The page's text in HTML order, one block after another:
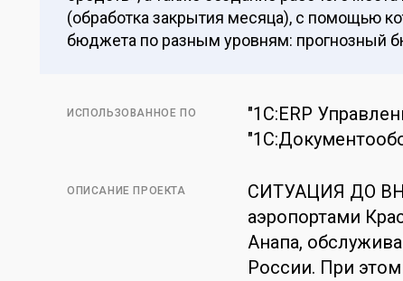
(обработка закрытия месяца), с помощью
бюджета по разным уровням: прогнозный
ИСПОЛЬЗОВАННОЕ ПО
"1С:ERP
ОПИСАНИЕ ПРОЕКТА
СИТУАЦИЯ ДО
аэропортами
Анапа,
России. При